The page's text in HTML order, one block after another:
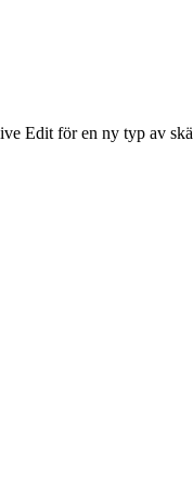
Edit för en ny typ av